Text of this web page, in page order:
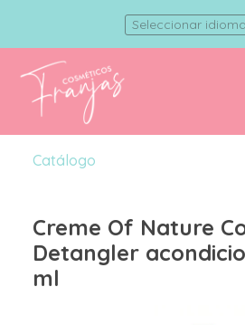
Seleccionar idioma
Catálogo
Creme Of Nature
Detangler
ml